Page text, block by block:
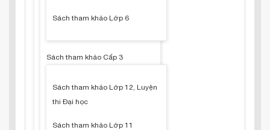
Sách tham khảo Lớp 6
Sách tham khảo Cấp 3
Sách tham khảo Lớp 12, Luyện
thi Đại học
Sách tham khảo Lớp 11